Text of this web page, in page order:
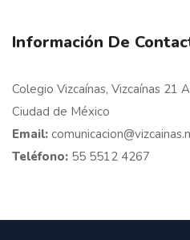
Información De
Colegio Vizcaínas, Vizcaínas 21
Ciudad de México
Email:
Teléfono: 55 5512 4267